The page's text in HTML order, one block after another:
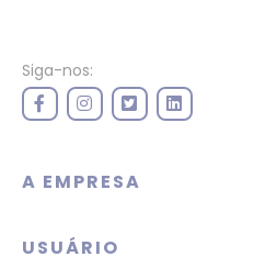
Siga-nos:
A EMPRESA
USUÁRIO